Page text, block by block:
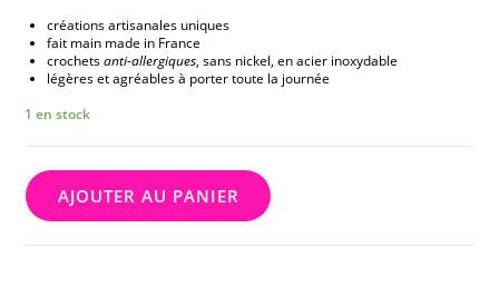
créations artisanales uniques
fait main made in France
crochetsanti-allergiques, sans nickel, en acier inoxydable
légères et agréables à porter toute la journée
1 en stock
AJOUTER AU PANIER